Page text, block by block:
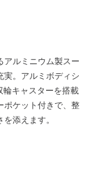
アルミニウム製スー
実。アルミボディシ
輪キャスターを搭載
ポケット付きで、整
添えます。